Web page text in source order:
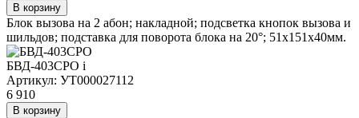
В корзину
Блок вызова на 2 абон; накладной; подсветка кнопок вызова и
шильдов; подставка для поворота блока на 20°; 51х151х40мм.
БВД-403CPO i
Артикул: УТ000027112
6 910
В корзину